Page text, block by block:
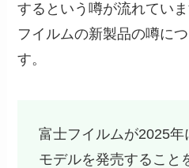
するという噂が流れてい
フイルムの新製品の噂に
す。
富士フイルムが2025
モデルを発売すること